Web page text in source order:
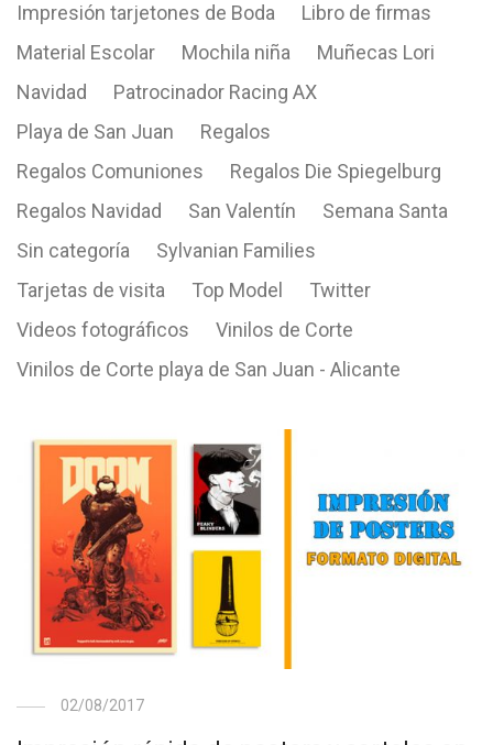
Impresión tarjetones de Boda
Libro de firmas
Material Escolar
Mochila niña
Muñecas Lori
Navidad
Patrocinador Racing AX
Playa de San Juan
Regalos
Regalos Comuniones
Regalos Die Spiegelburg
Regalos Navidad
San Valentín
Semana Santa
Sin categoría
Sylvanian Families
Tarjetas de visita
Top Model
Twitter
Videos fotográficos
Vinilos de Corte
Vinilos de Corte playa de San Juan - Alicante
02/08/2017